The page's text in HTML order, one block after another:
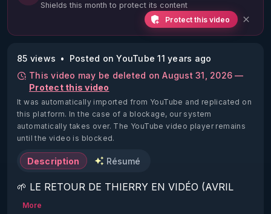
Shields this month to protect its content
Protect this video
85 views
Posted on YouTube 11 years ago
This video may be deleted on August 31, 2026 —
Protect this video
It was automatically imported from YouTube and replicated on
this platform. In the case of a blockage, our system
automatically takes over. The YouTube video player remains
until the video is blocked.
Description Résumé
🌱 LE RETOUR DE THIERRY EN VIDÉO (AVRIL
2022)!
More